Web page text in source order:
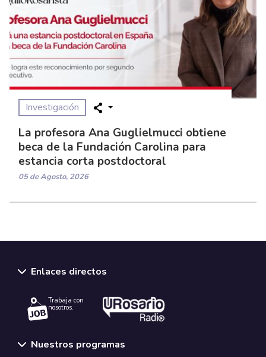
Investigación
La profesora Ana Guglielmucci obtiene
beca de la Fundación Carolina para
estancia corta postdoctoral
05 de Agosto, 2026
Enlaces directos
Trabaja con
nosotros.
Nuestros programas